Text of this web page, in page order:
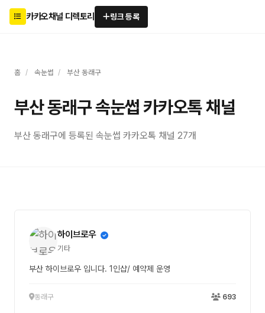
카카오채널 디렉토리 링크 등록
홈 / 속눈썹 / 부산 동래구
부산 동래구 속눈썹 카카오톡 채널
부산 동래구에 등록된 속눈썹 카카오톡 채널 27개
하이브로우
기타
부산 하이브로우 입니다. 1인샵/ 예약제 운영
동래구 693